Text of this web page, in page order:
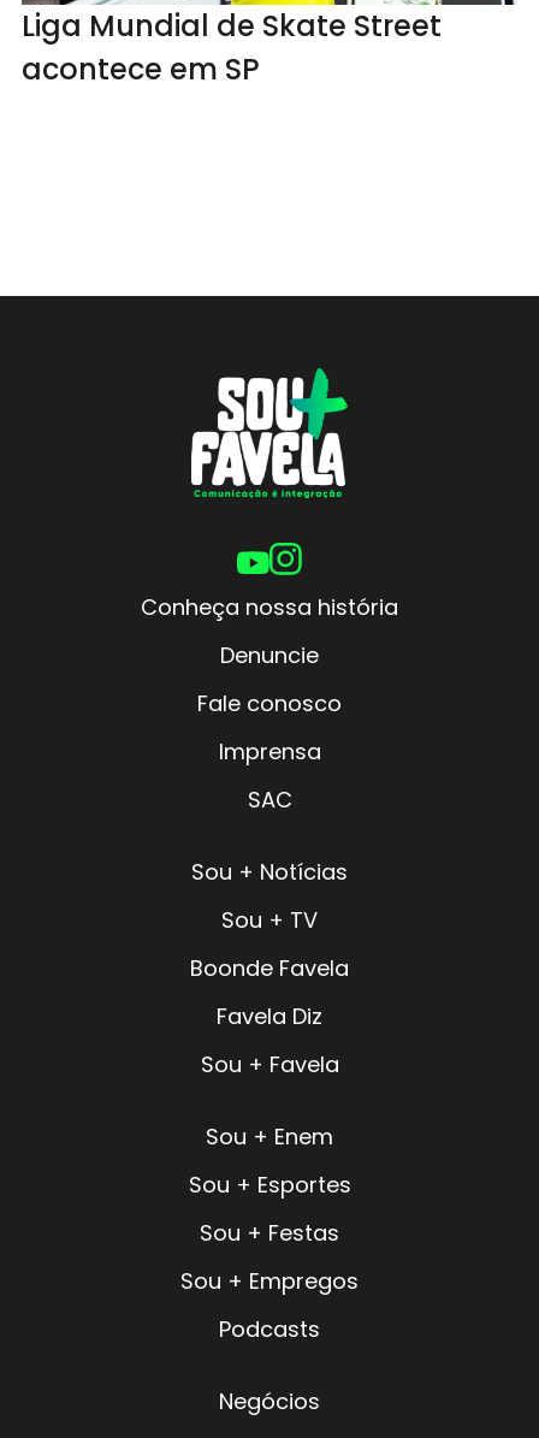
Liga Mundial de Skate Street
acontece em SP
Conheça nossa história
Denuncie
Fale conosco
Imprensa
SAC
Sou + Notícias
Sou + TV
Boonde Favela
Favela Diz
Sou + Favela
Sou + Enem
Sou + Esportes
Sou + Festas
Sou + Empregos
Podcasts
Negócios